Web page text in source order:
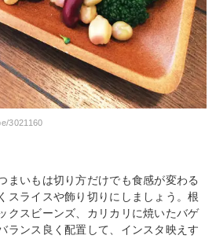
3021160
まいもは切り方だけでも食感が変わる
スライスや飾り切りにしましょう。根
クスビーンズ、カリカリに焼いたバゲ
ランス良く配置して、インスタ映えす